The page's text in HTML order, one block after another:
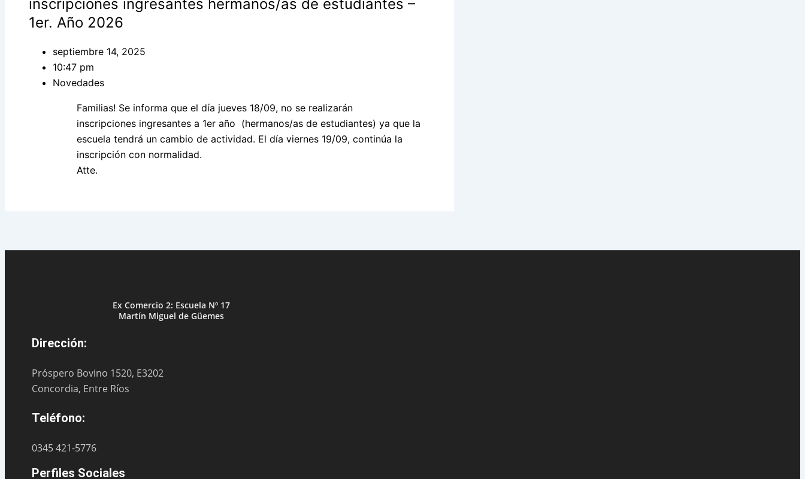
inscripciones ingresantes hermanos/as de estudiantes –
1er. Año 2026
septiembre 14, 2025
10:47 pm
Novedades
Familias! Se informa que el día jueves 18/09, no se realizarán
inscripciones ingresantes a 1er año (hermanos/as de estudiantes) ya que la
escuela tendrá un cambio de actividad. El día viernes 19/09, continúa la
inscripción con normalidad.
Atte.
Ex Comercio 2: Escuela Nº 17
Martín Miguel de Güemes
Dirección:
Próspero Bovino 1520, E3202
Concordia, Entre Ríos
Teléfono:
0345 421-5776
Perfiles Sociales